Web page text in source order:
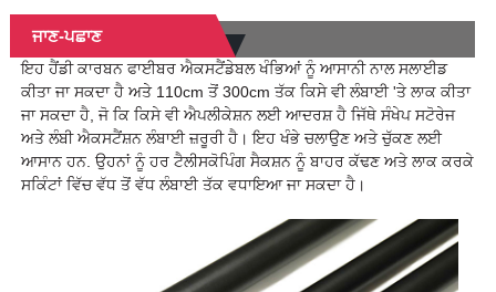
ਜਾਣ-ਪਛਾਣ
ਇਹ ਹੈਂਡੀ ਕਾਰਬਨ ਫਾਈਬਰ ਐਕਸਟੈਂਡੇਬਲ ਖੰਭਿਆਂ ਨੂੰ ਆਸਾਨੀ ਨਾਲ ਸਲਾਈਡ
ਕੀਤਾ ਜਾ ਸਕਦਾ ਹੈ ਅਤੇ 110cm ਤੋਂ 300cm ਤੱਕ ਕਿਸੇ ਵੀ ਲੰਬਾਈ 'ਤੇ ਲਾਕ ਕੀਤਾ
ਜਾ ਸਕਦਾ ਹੈ, ਜੋ ਕਿ ਕਿਸੇ ਵੀ ਐਪਲੀਕੇਸ਼ਨ ਲਈ ਆਦਰਸ਼ ਹੈ ਜਿੱਥੇ ਸੰਖੇਪ ਸਟੋਰੇਜ
ਅਤੇ ਲੰਬੀ ਐਕਸਟੈਂਸ਼ਨ ਲੰਬਾਈ ਜ਼ਰੂਰੀ ਹੈ। ਇਹ ਖੰਭੇ ਚਲਾਉਣ ਅਤੇ ਚੁੱਕਣ ਲਈ
ਆਸਾਨ ਹਨ. ਉਹਨਾਂ ਨੂੰ ਹਰ ਟੈਲੀਸਕੋਪਿੰਗ ਸੈਕਸ਼ਨ ਨੂੰ ਬਾਹਰ ਕੱਢਣ ਅਤੇ ਲਾਕ ਕਰਕੇ
ਸਕਿੰਟਾਂ ਵਿੱਚ ਵੱਧ ਤੋਂ ਵੱਧ ਲੰਬਾਈ ਤੱਕ ਵਧਾਇਆ ਜਾ ਸਕਦਾ ਹੈ।